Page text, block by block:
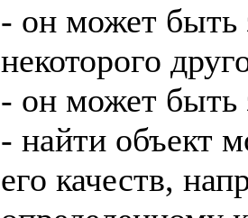
- он может быть
некоторого
- он может быть
- найти объект
его качеств,